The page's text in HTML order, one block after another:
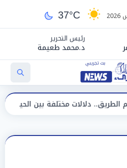
37°C
رئيس التحرير
د.محمد طعيمة
مختلفة بين الحيرة وبداية مرحلة